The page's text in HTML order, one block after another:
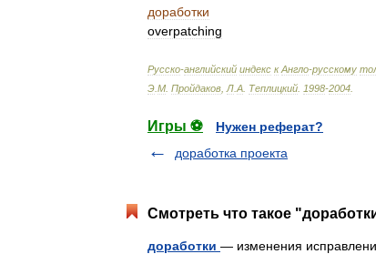
доработки
overpatching
Русско-английский индекс к Англо-русскому
Э М Пройдаков Л А Теплицкий 1998-2004
Игры ⚽
Нужен реферат?
доработка проекта
Смотреть что такое
доработки — изменения